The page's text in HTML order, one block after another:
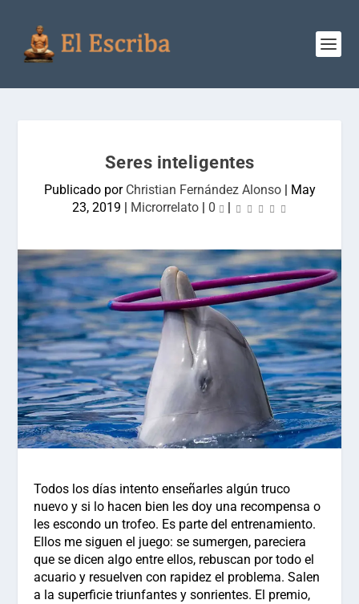
Seres inteligentes
Publicado por Christian Fernández Alonso| May
23, 2019 | Microrrelato | 0 |
Todos los días intento enseñarles algún truco
nuevo y si lo hacen bien les doy una recompensa o
les escondo un trofeo. Es parte del entrenamiento.
Ellos me siguen el juego: se sumergen, pareciera
que se dicen algo entre ellos, rebuscan por todo el
acuario y resuelven con rapidez el problema. Salen
a la superficie triunfantes y sonrientes. El premio,